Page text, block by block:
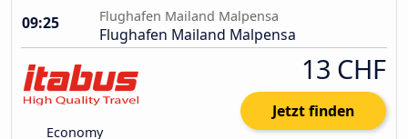
09:25
Flughafen Mailand Malpensa
Flughafen Mailand Malpensa
Economy
13 CHF
Jetzt finden